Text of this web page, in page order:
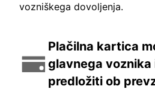
vozniškega dovoljenja.
Plačilna kartica
glavnega voznika
predložiti ob